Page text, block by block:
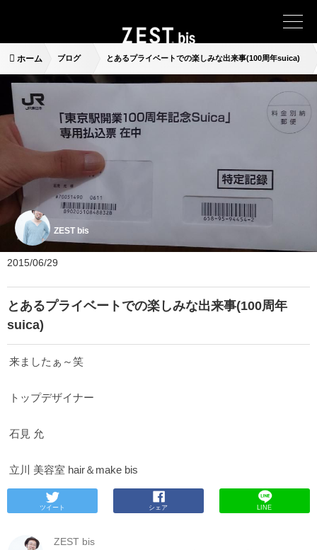
ホーム ブログ とあるプライベートでの楽しみな出来事(100周年suica)
ZEST bis
2015/06/29
とあるプライベートでの楽しみな出来事(100周年
suica)
来ましたぁ～笑
トップデザイナー
石見 允
立川 美容室 hair＆make bis
ツイート シェア LINE
ZEST bis